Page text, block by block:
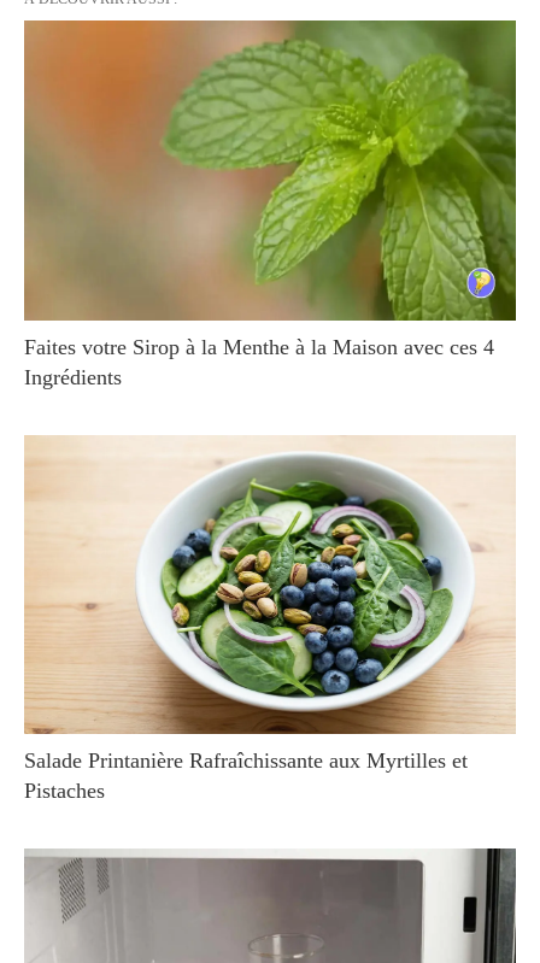
Faites votre Sirop à la Menthe à la Maison avec ces 4
Ingrédients
Salade Printanière Rafraîchissante aux Myrtilles et
Pistaches